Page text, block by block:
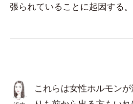
張られていることに起因する。
これらは女性ホルモン